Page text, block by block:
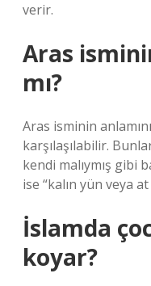
verir.
Aras
mı?
Aras isminin
karşılaşılabilir.
kendi malıymış gibi
ise “kalın yün veya at
İslamda
koyar?